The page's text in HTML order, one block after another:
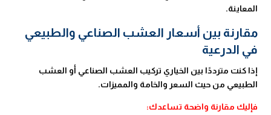
المعاينة.
مقارنة بين أسعار العشب الصناعي والطبيعي
في الدرعية
إذا كنت مترددًا بين الخياري تركيب العشب الصناعي أو العشب
الطبيعي من حيث السعر والخامة والمميزات.
فإليك مقارنة واضحة تساعدك: